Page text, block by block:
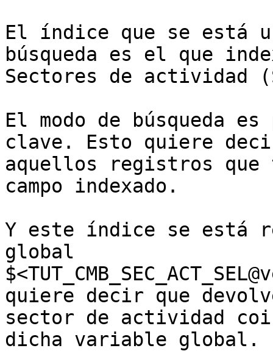
El índice que se está
búsqueda es el que
Sectores de actividad
El modo de búsqueda
clave. Esto quiere
aquellos registros que
campo indexado.
Y este índice se está
global
quiere decir que
sector de actividad
dicha variable global.